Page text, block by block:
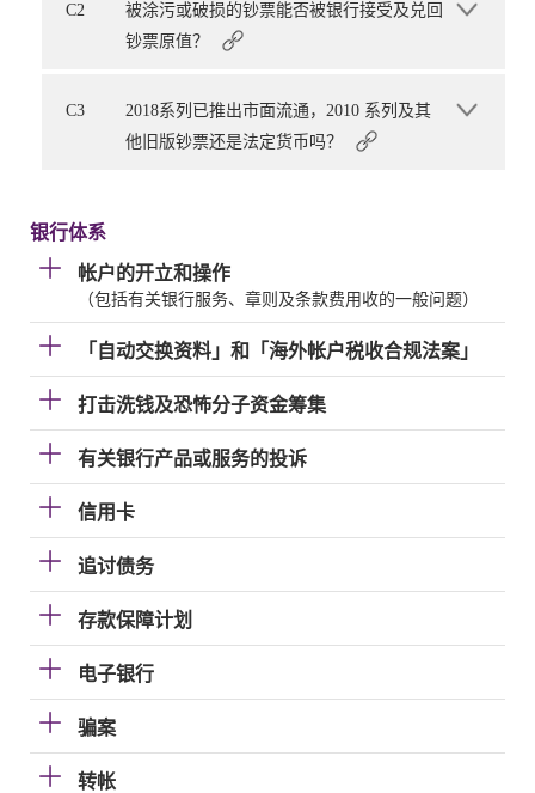
C2
被涂污或破损的钞票能否被银行接受及兑回
钞票原值？
C3
2018系列已推出市面流通，2010 系列及其
他旧版钞票还是法定货币吗？
银行体系
帐户的开立和操作
（包括有关银行服务、章则及条款费用收的一般问题）
「自动交换资料」和「海外帐户税收合规法案」
打击洗钱及恐怖分子资金筹集
有关银行产品或服务的投诉
信用卡
追讨债务
存款保障计划
电子银行
骗案
转帐